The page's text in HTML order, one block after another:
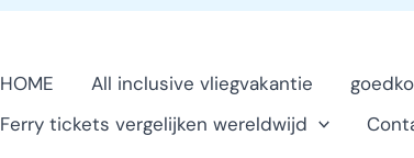
HOME All inclusive vliegvakantie
Ferry tickets vergelijken wereldwijd